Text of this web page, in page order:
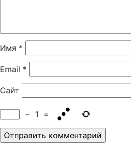
Имя *
Email *
Сайт
− 1 =